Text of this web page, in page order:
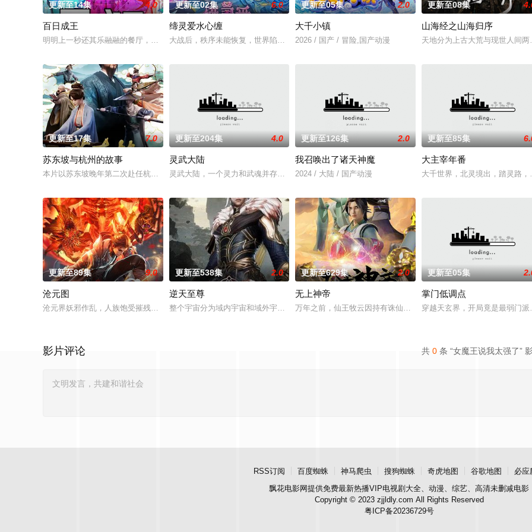
更新至14集 4.0
百日成王
明明上一秒还其乐融融的餐厅，下一秒竟然血流成河……明明是爱民如子的君王下一秒竟然变成嗜血凶兽……“明”失去了一切在乎
更新至02集 6.0
缔灵爱水心缠
大战后，秩序未能恢复，世界陷入混乱。混沌从深渊崛起，黑暗如潮水般吞噬大地……缔默完成了命运的
更新至05集 2.0
大千小镇
2026 / 国产 / 冒险,国产动漫
更新至08集
山海经之山海归序
天地分为上古大荒与现世人间
更新至17集 7.0
苏东坡与杭州的故事
本片以苏东坡晚年第二次赴任杭州，与老友佛印（一心想将苏东坡渡入佛门）、辽国女粉丝耶律云（原型为高丽使者之子金富轼与金
更新至204集 4.0
灵武大陆
灵武大陆，一个灵力和武魂并存的世界，灵修一念动山河，武者徒手撕天地。星辰镇昔日天才辰天，十岁后
更新至126集 2.0
我召唤出了诸天神魔
2024 / 大陆 / 国产动漫
更新至85集
大主宰年番
大千世界，北灵境出，踏灵路
更新至89集 9.0
沧元图
沧元界妖邪作乱，人族饱受摧残，主角孟川自小立下为母复仇的誓言，以镜湖道院为起点，凭借坚毅无畏的心志与利落果决的刀法身
更新至538集 2.0
逆天至尊
整个宇宙分为域内宇宙和域外宇宙，两个宇宙彼此为敌，域外宇宙由天魔统治，域内宇宙分为神界，仙界，
更新至629集 2.0
无上神帝
万年之前，仙王牧云因持有诛仙图而遭人暗算，残魂沉睡万年之后，
更新至05集
掌门低调点
穿越天玄界，开局竟是最弱门
共 0 条 “女魔王说我太强了”
影片评论
RSS订阅 百度蜘蛛 神马爬虫 搜狗蜘蛛 奇虎地图 谷歌地图
必应
飘花电影网提供免费最新热播VIP电视剧大全、动漫、综艺、高清未删减电影
Copyright © 2023 zjjldly.com All Rights Reserved
粤ICP备20236729号